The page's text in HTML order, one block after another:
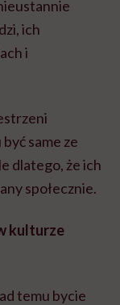
ich
i
same ze
dlatego, że ich
społecznie.
kulturze
temu bycie